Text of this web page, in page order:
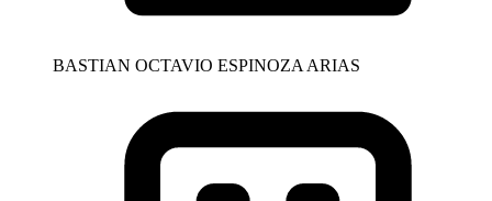
BASTIAN OCTAVIO ESPINOZA ARIAS